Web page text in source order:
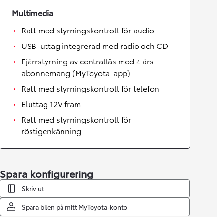
Multimedia
Ratt med styrningskontroll för audio
USB-uttag integrerad med radio och CD
Fjärrstyrning av centrallås med 4 års
abonnemang (MyToyota-app)
Ratt med styrningskontroll för telefon
Eluttag 12V fram
Ratt med styrningskontroll för
röstigenkänning
Spara konfigurering
Skriv ut
Spara bilen på mitt MyToyota-konto